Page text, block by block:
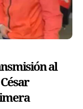
al